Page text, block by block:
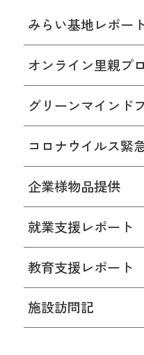
みらい基地レポート
オンライン里親プ
グリーンマインド
コロナウイルス緊
企業様物品提供
就業支援レポート
教育支援レポート
施設訪問記